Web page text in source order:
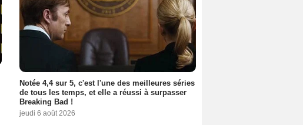
Notée 4,4 sur 5, c'est l'une des meilleures séries
de tous les temps, et elle a réussi à surpasser
Breaking Bad !
jeudi 6 août 2026